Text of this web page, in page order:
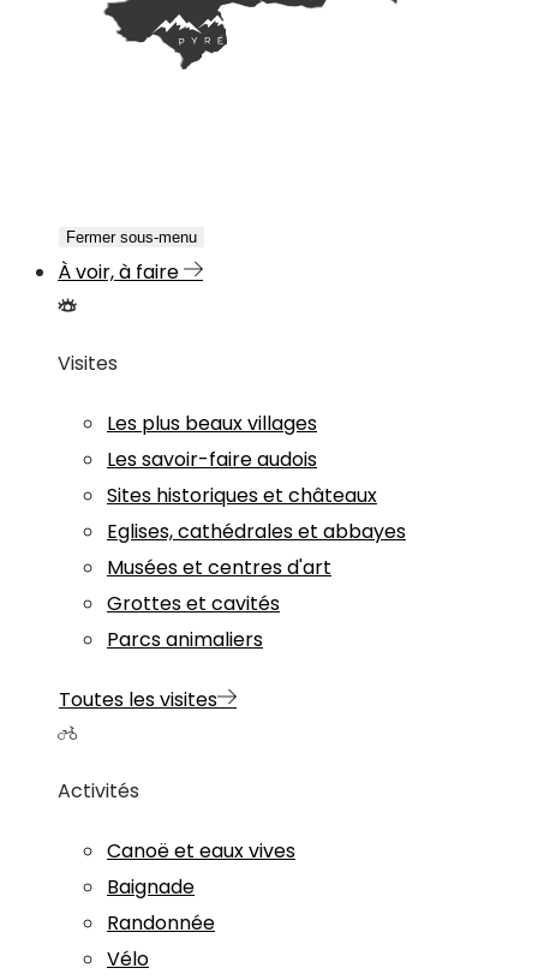
Fermer sous-menu
À voir, à faire
Visites
Les plus beaux villages
Les savoir-faire audois
Sites historiques et châteaux
Eglises, cathédrales et abbayes
Musées et centres d'art
Grottes et cavités
Parcs animaliers
Toutes les visites
Activités
Canoë et eaux vives
Baignade
Randonnée
Vélo